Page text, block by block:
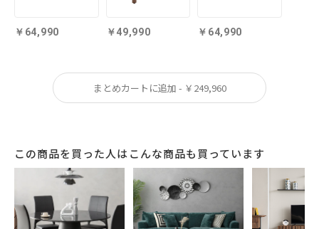
グ。手仕事の温かみを感じる風合いと細部へ
のこだわりが結集した逸品です。耐久性にも
64,990 49,990 64,990
まとめカートに追加 - ￥249,960
この商品を買った人はこんな商品も買っています